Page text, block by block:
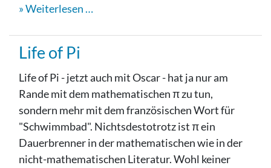
Weiterlesen …
Life of Pi
Life of Pi - jetzt auch mit Oscar - hat ja nur am
Rande mit dem mathematischen π zu tun,
sondern mehr mit dem französischen Wort für
"Schwimmbad". Nichtsdestotrotz ist π ein
Dauerbrenner in der mathematischen wie in der
nicht-mathematischen Literatur. Wohl keiner